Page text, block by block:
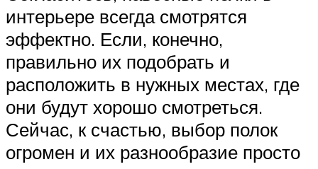
интерьере всегда смотрятся
эффектно. Если, конечно,
правильно их подобрать и
расположить в нужных местах, где
они будут хорошо смотреться.
Сейчас, к счастью, выбор полок
огромен и их разнообразие просто